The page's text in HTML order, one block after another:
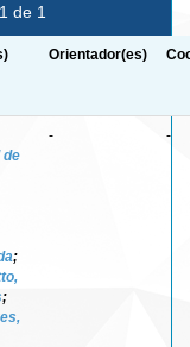
de 1
Orientador(es)
de
;
;
- -